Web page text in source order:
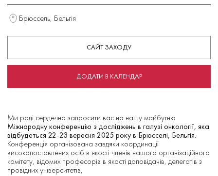
Брюссель, Бельгія
САЙТ ЗАХОДУ
ДОДАТИ В КАЛЕНДАР
Ми раді сердечно запросити вас на нашу майбутню
Міжнародну конференцію з досліджень в галузі онкології, яка
відбудеться 22-23 вересня 2025 року в Брюсселі, Бельгія.
Конференція організована завдяки координації
високопоставлених осіб в якості членів нашого організаційного
комітету, відомих професорів в якості доповідачів, делегатів з
провідних університетів,